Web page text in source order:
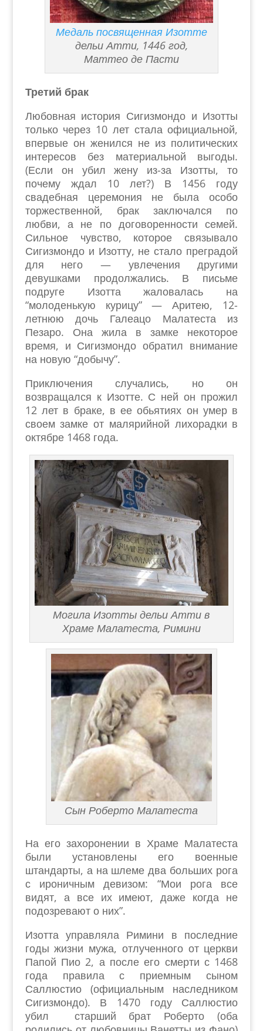
Медаль посвященная Изотте
дельи Атти, 1446 год,
Маттео де Пасти
Третий брак
Любовная история Сигизмондо и Изотты
только через 10 лет стала официальной,
впервые он женился не из политических
интересов без материальной выгоды.
(Если он убил жену из-за Изотты, то
почему ждал 10 лет?) В 1456 году
свадебная церемония не была особо
торжественной, брак заключался по
любви, а не по договоренности семей.
Сильное чувство, которое связывало
Сигизмондо и Изотту, не стало преградой
для него — увлечения другими
девушками продолжались. В письме
подруге Изотта жаловалась на
“молоденькую курицу” — Аритею, 12-
летнюю дочь Галеацо Малатеста из
Пезаро. Она жила в замке некоторое
время, и Сигизмондо обратил внимание
на новую “добычу”.
Приключения случались, но он
возвращался к Изотте. С ней он прожил
12 лет в браке, в ее обьятиях он умер в
своем замке от малярийной лихорадки в
октябре 1468 года.
Могила Изотты дельи Атти в
Храме Малатеста, Римини
Сын Роберто Малатеста
На его захоронении в Храме Малатеста
были установлены его военные
штандарты, а на шлеме два больших рога
с ироничным девизом: “Мои рога все
видят, а все их имеют, даже когда не
подозревают о них”.
Изотта управляла Римини в последние
годы жизни мужа, отлученного от церкви
Папой Пио 2, а после его смерти с 1468
года правила с приемным сыном
Саллюстио (официальным наследником
Сигизмондо). В 1470 году Саллюстио
убил старший брат Роберто (оба